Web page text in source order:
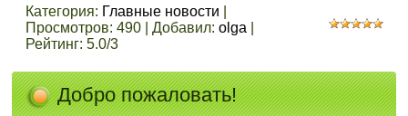
Категория: Главные новости
Просмотров: 490 |Добавил: olga
Рейтинг: 5.0/3
Добро пожаловать!